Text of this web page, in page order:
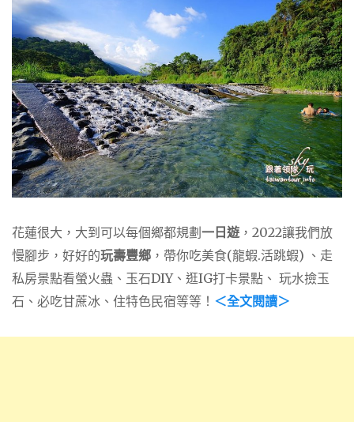
花蓮很大，大到可以每個鄉都規劃一日遊 ，2022讓我們放
慢腳步，好好的玩壽豐鄉 ，帶你吃美食(龍蝦.活跳蝦) 、走
私房景點看螢火蟲、玉石DIY、逛IG打卡景點、 玩水撿玉
石、必吃甘蔗冰、住特色民宿等等！ ＜全文閱讀＞